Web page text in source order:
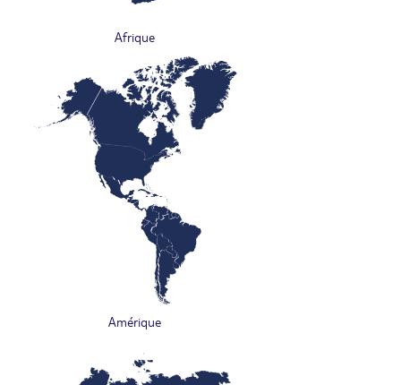
Afrique
Amérique